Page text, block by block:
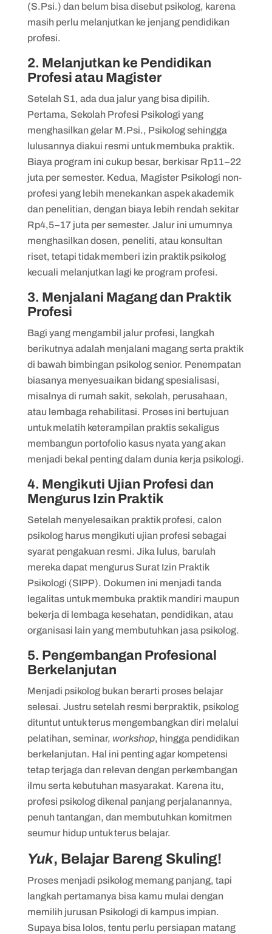
(S.Psi.) dan belum bisa disebut psikolog, karena
masih perlu melanjutkan ke jenjang pendidikan
profesi.
2. Melanjutkan ke Pendidikan
Profesi atau Magister
Setelah S1, ada dua jalur yang bisa dipilih.
Pertama, Sekolah Profesi Psikologi yang
menghasilkan gelar M.Psi., Psikolog sehingga
lulusannya diakui resmi untuk membuka praktik.
Biaya program ini cukup besar, berkisar Rp11–22
juta per semester. Kedua, Magister Psikologi non-
profesi yang lebih menekankan aspek akademik
dan penelitian, dengan biaya lebih rendah sekitar
Rp4,5–17 juta per semester. Jalur ini umumnya
menghasilkan dosen, peneliti, atau konsultan
riset, tetapi tidak memberi izin praktik psikolog
kecuali melanjutkan lagi ke program profesi.
3. Menjalani Magang dan Praktik
Profesi
Bagi yang mengambil jalur profesi, langkah
berikutnya adalah menjalani magang serta praktik
di bawah bimbingan psikolog senior. Penempatan
biasanya menyesuaikan bidang spesialisasi,
misalnya di rumah sakit, sekolah, perusahaan,
atau lembaga rehabilitasi. Proses ini bertujuan
untuk melatih keterampilan praktis sekaligus
membangun portofolio kasus nyata yang akan
menjadi bekal penting dalam dunia kerja psikologi.
4. Mengikuti Ujian Profesi dan
Mengurus Izin Praktik
Setelah menyelesaikan praktik profesi, calon
psikolog harus mengikuti ujian profesi sebagai
syarat pengakuan resmi. Jika lulus, barulah
mereka dapat mengurus Surat Izin Praktik
Psikologi (SIPP). Dokumen ini menjadi tanda
legalitas untuk membuka praktik mandiri maupun
bekerja di lembaga kesehatan, pendidikan, atau
organisasi lain yang membutuhkan jasa psikolog.
5. Pengembangan Profesional
Berkelanjutan
Menjadi psikolog bukan berarti proses belajar
selesai. Justru setelah resmi berpraktik, psikolog
dituntut untuk terus mengembangkan diri melalui
pelatihan, seminar, workshop, hingga pendidikan
berkelanjutan. Hal ini penting agar kompetensi
tetap terjaga dan relevan dengan perkembangan
ilmu serta kebutuhan masyarakat. Karena itu,
profesi psikolog dikenal panjang perjalanannya,
penuh tantangan, dan membutuhkan komitmen
seumur hidup untuk terus belajar.
Yuk, Belajar Bareng Skuling!
Proses menjadi psikolog memang panjang, tapi
langkah pertamanya bisa kamu mulai dengan
memilih jurusan Psikologi di kampus impian.
Supaya bisa lolos, tentu perlu persiapan matang